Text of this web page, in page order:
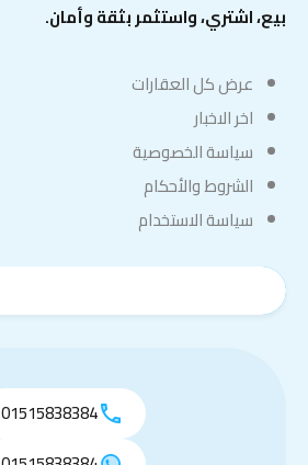
بيع، اشتري، واستثمر بثقة وأمان.
عرض كل العقارات
اخر الاخبار
سياسة الخصوصية
الشروط والأحكام
سياسة الاستخدام
01515838384